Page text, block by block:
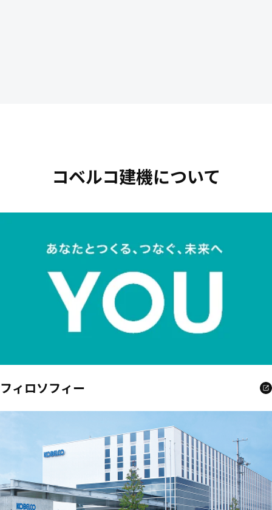
コベルコ建機について
フィロソフィー